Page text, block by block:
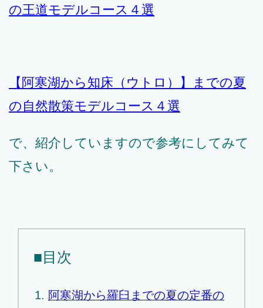
の王道モデルコース４選
【阿寒湖から知床（ウトロ）】までの夏
の自然散策モデルコース４選
で、紹介していますので参考にしてみて
下さい。
■目次
阿寒湖から羅臼までの夏の定番の